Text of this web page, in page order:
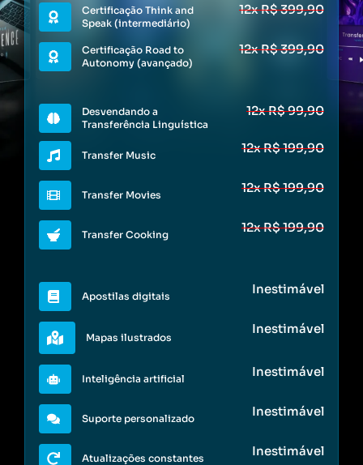
Certificação Think and
Speak (intermediário)
12x R$ 399,90
Certificação Road to
Autonomy (avançado)
12x R$ 399,90
Desvendando a
Transferência Linguística
12x R$ 99,90
Transfer Music 12x R$ 199,90
Transfer Movies 12x R$ 199,90
Transfer Cooking 12x R$ 199,90
Apostilas digitais Inestimável
Mapas ilustrados
Inestimável
Inteligência artificial Inestimável
Suporte personalizado Inestimável
Atualizações constantes Inestimável